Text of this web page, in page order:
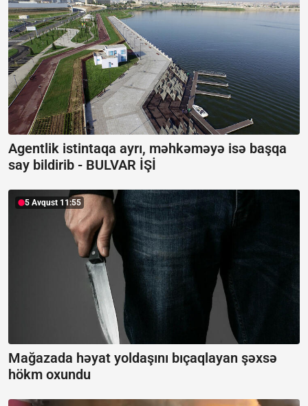
Agentlik istintaqa ayrı, məhkəməyə isə başqa
say bildirib - BULVAR İŞİ
5 Avqust 11:55
Mağazada həyat yoldaşını bıçaqlayan şəxsə
hökm oxundu